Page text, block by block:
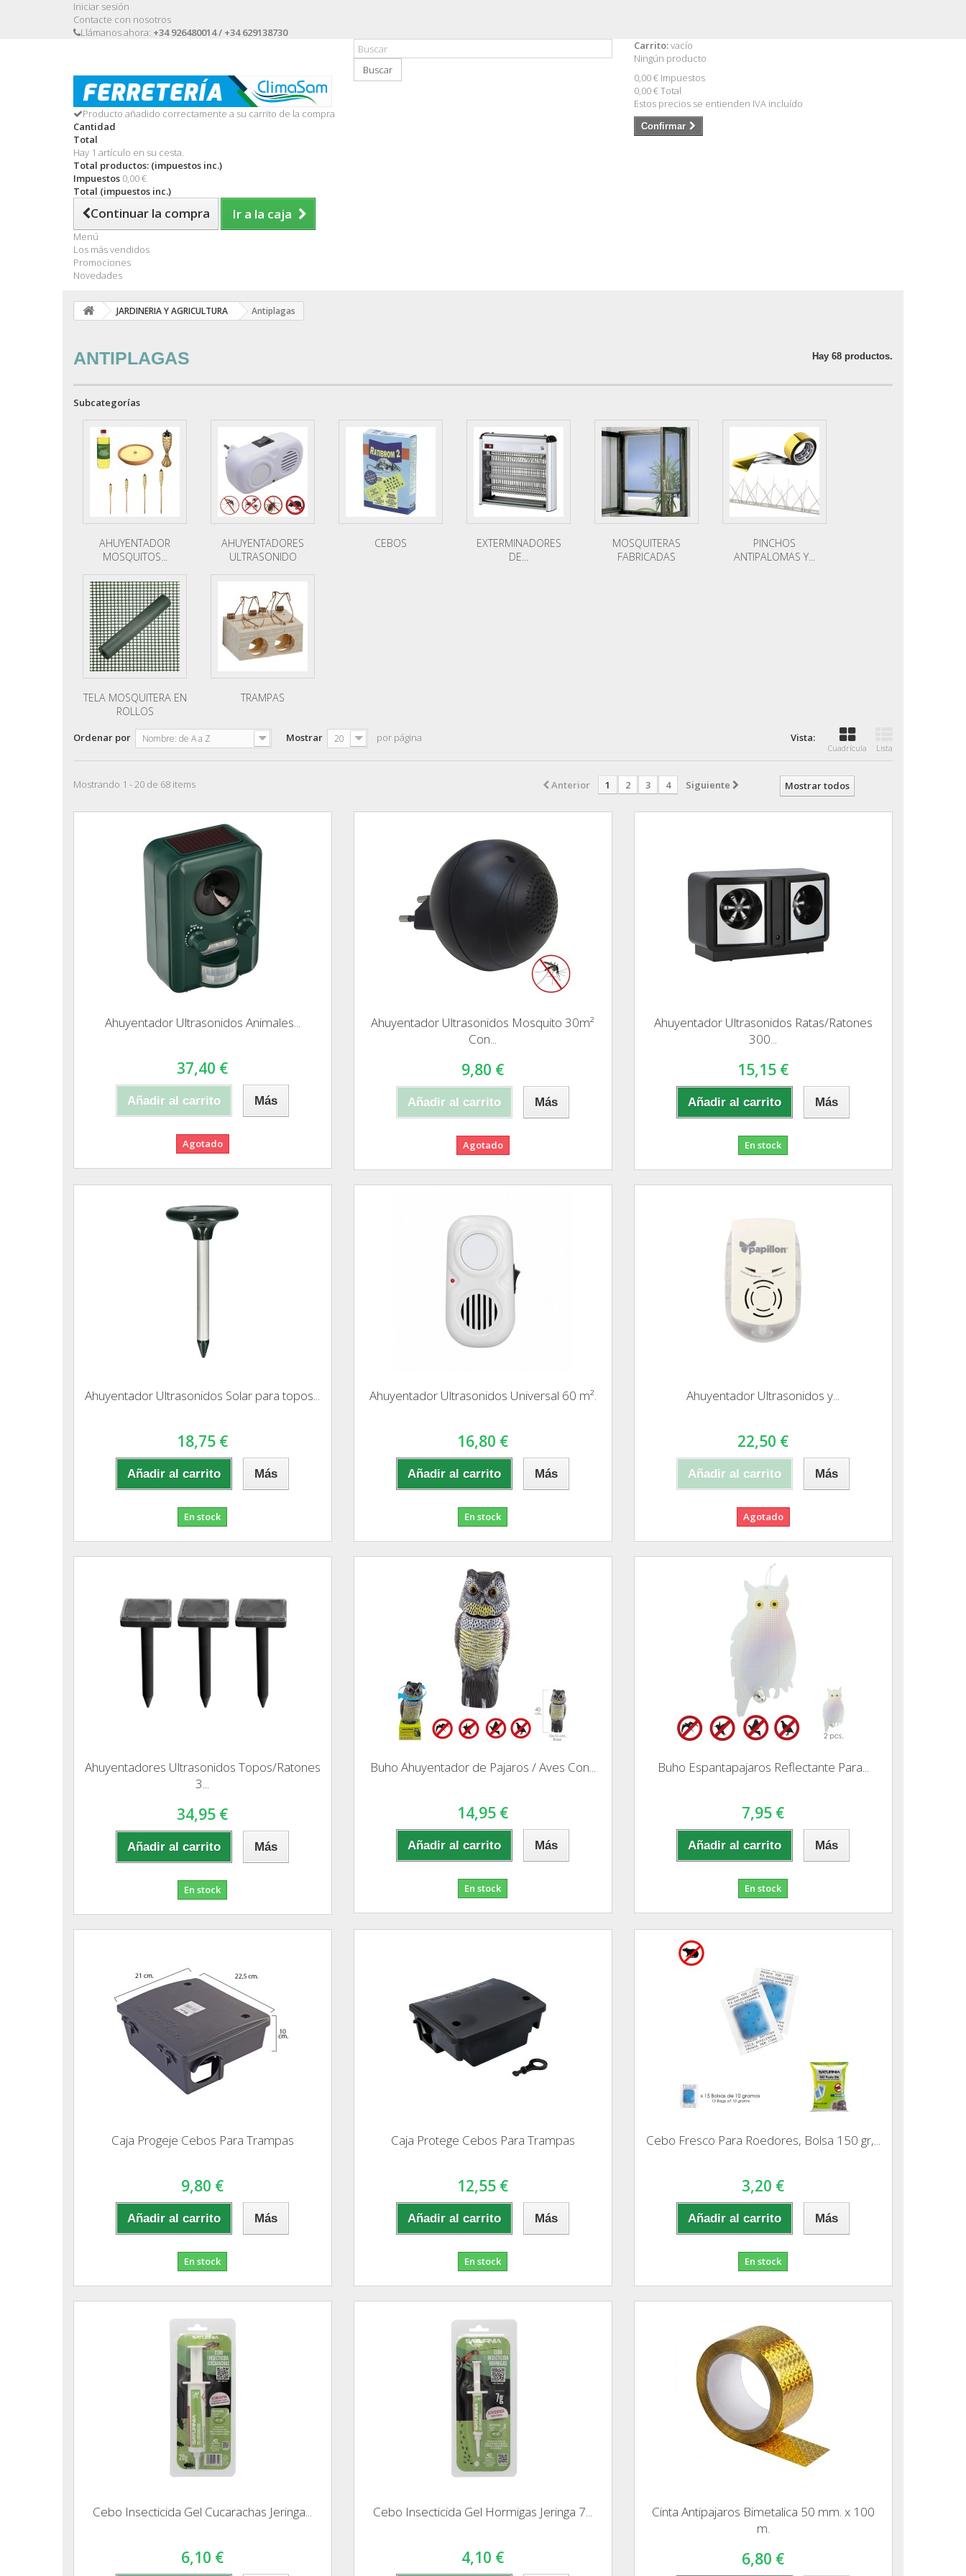
Iniciar sesión
Contacte con nosotros
Llámanos ahora: +34 926480014 / +34 629138730
Buscar
Carrito:vacío
Ningún producto
0,00 € Impuestos
0,00 €Total
Estos precios se entienden IVA incluído
Confirmar
Producto añadido correctamente a su carrito de la compra
Cantidad
Total
Hay 1 artículo en su cesta.
Total productos: (impuestos inc.)
Impuestos 0,00 €
Total (impuestos inc.)
Continuar la compra Ir a la caja
Menú
Los más vendidos
Promociones
Novedades
JARDINERIA Y AGRICULTURA Antiplagas
ANTIPLAGAS Hay 68 productos.
Subcategorías
AHUYENTADOR
MOSQUITOS...
AHUYENTADORES
ULTRASONIDO
CEBOS
EXTERMINADORES
DE...
MOSQUITERAS
FABRICADAS
PINCHOS
ANTIPALOMAS Y...
TELA MOSQUITERA EN
ROLLOS
TRAMPAS
Vista:
Cuadrícula Lista
Ordenar por Nombre: de A a Z Mostrar 20 por página
Mostrar todos
Anterior 1 2 3 4 Siguiente
Mostrando 1 - 20 de 68 items
Ahuyentador Ultrasonidos Animales...
37,40 €
Añadir al carrito Más
Agotado
Ahuyentador Ultrasonidos Mosquito 30m²
Con...
9,80 €
Añadir al carrito Más
Agotado
Ahuyentador Ultrasonidos Ratas/Ratones
300...
15,15 €
Añadir al carrito Más
En stock
Ahuyentador Ultrasonidos Solar para topos...
18,75 €
Añadir al carrito Más
En stock
Ahuyentador Ultrasonidos Universal 60 m².
16,80 €
Añadir al carrito Más
En stock
Ahuyentador Ultrasonidos y...
22,50 €
Añadir al carrito Más
Agotado
Ahuyentadores Ultrasonidos Topos/Ratones
3...
34,95 €
Añadir al carrito Más
En stock
Buho Ahuyentador de Pajaros / Aves Con...
14,95 €
Añadir al carrito Más
En stock
Buho Espantapajaros Reflectante Para...
7,95 €
Añadir al carrito Más
En stock
Caja Progeje Cebos Para Trampas
9,80 €
Añadir al carrito Más
En stock
Caja Protege Cebos Para Trampas
12,55 €
Añadir al carrito Más
En stock
Cebo Fresco Para Roedores, Bolsa 150 gr,...
3,20 €
Añadir al carrito Más
En stock
Cebo Insecticida Gel Cucarachas Jeringa...
6,10 €
Cebo Insecticida Gel Hormigas Jeringa 7...
4,10 €
Cinta Antipajaros Bimetalica 50 mm. x 100
m.
6,80 €